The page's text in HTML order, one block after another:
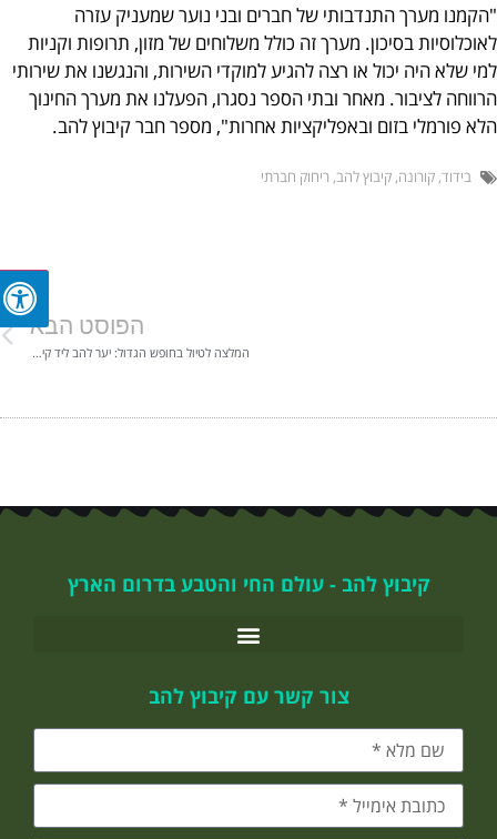
מערך התנדבותי של חברים ובני נוער שמעניק עזרה
בסיכון. מערך זה כולל משלוחים של מזון, תרופות וקניות
שלא היה יכול או רצה להגיע למוקדי השירות, והנגשנו את שירותי
לציבור. מאחר ובתי הספר נסגרו, הפעלנו את מערך החינוך
פורמלי בזום ובאפליקציות אחרות", מספר חבר קיבוץ להב.
בידוד,קורונה,קיבוץ להב,ריחוק חברתי
הפוסט הבא
המלצה לטיול בחופש הגדול: יער להב ליד קיבוץ להב
קיבוץ להב - עולם החי והטבע בדרום הארץ
צור קשר עם קיבוץ להב